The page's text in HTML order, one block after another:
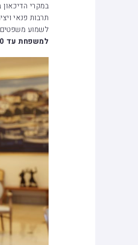
תרבות פנאי
לשמוע
למשפחת עד 120.